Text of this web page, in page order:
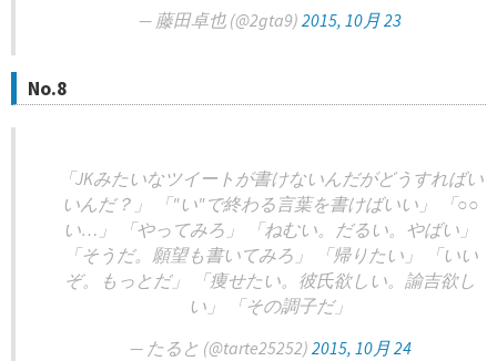
— 藤田卓也 (@2gta9) 2015, 10月 23
No.8
「JKみたいなツイートが書けないんだがどうすればい
いんだ？」 「"い"で終わる言葉を書けばいい」 「○○
い…」 「やってみろ」 「ねむい。だるい。やばい」
「そうだ。願望も書いてみろ」 「帰りたい」 「いい
ぞ。もっとだ」 「痩せたい。彼氏欲しい。諭吉欲し
い」 「その調子だ」
— たると (@tarte25252) 2015, 10月 24